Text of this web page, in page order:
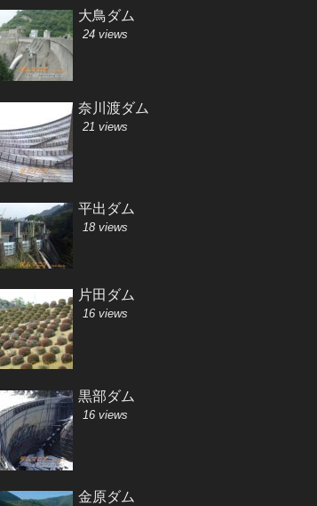
大鳥ダム
24 views
奈川渡ダム
21 views
平出ダム
18 views
片田ダム
16 views
黒部ダム
16 views
金原ダム